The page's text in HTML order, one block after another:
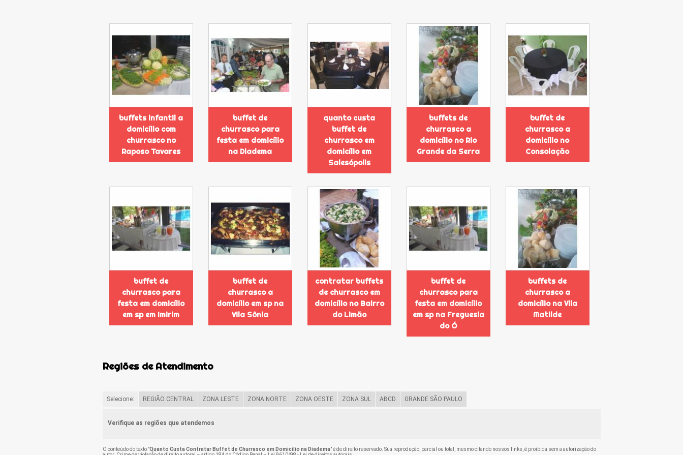
buffets infantil a
domicílio com
churrasco no
Raposo Tavares
buffet de
churrasco para
festa em domicílio
na Diadema
quanto custa
buffet de
churrasco em
domicílio em
Salesópolis
buffets de
churrasco a
domicílio no Rio
Grande da Serra
buffet de
churrasco a
domicílio no
Consolação
buffet de
churrasco para
festa em domicílio
em sp em Imirim
buffet de
churrasco a
domicílio em sp na
Vila Sônia
contratar buffets
de churrasco em
domicílio no Bairro
do Limão
buffet de
churrasco para
festa em domicílio
em sp na Freguesia
do Ó
buffets de
churrasco a
domicílio na Vila
Matilde
Regiões de Atendimento
Selecione: REGIÃO CENTRAL ZONA LESTE ZONA NORTE ZONA OESTE ZONA SUL ABCD GRANDE SÃO PAULO
Verifique as regiões que atendemos
O conteúdo do texto "Quanto Custa Contratar Buffet de Churrasco em Domicílio na Diadema" é de direito reservado. Sua reprodução, parcial ou total, mesmo citando nossos links, é proibida sem a autorização do